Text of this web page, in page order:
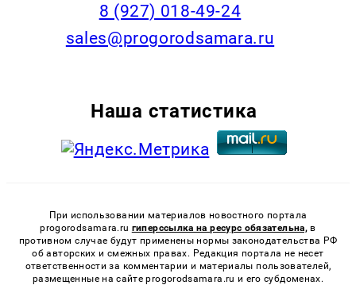
8 (927) 018-49-24
sales@progorodsamara.ru
Наша статистика
При использовании материалов новостного портала
progorodsamara.ru гиперссылка на ресурс обязательна, в
противном случае будут применены нормы законодательства РФ
об авторских и смежных правах. Редакция портала не несет
ответственности за комментарии и материалы пользователей,
размещенные на сайте progorodsamara.ru и его субдоменах.